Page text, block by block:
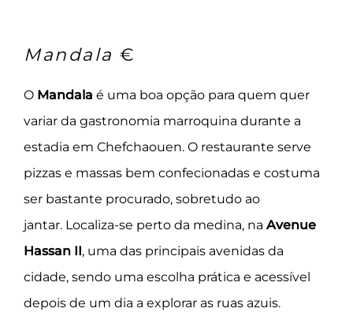
Mandala €
O Mandala é uma boa opção para quem quer
variar da gastronomia marroquina durante a
estadia em Chefchaouen. O restaurante serve
pizzas e massas bem confecionadas e costuma
ser bastante procurado, sobretudo ao
jantar. Localiza-se perto da medina, na Avenue
Hassan II, uma das principais avenidas da
cidade, sendo uma escolha prática e acessível
depois de um dia a explorar as ruas azuis.